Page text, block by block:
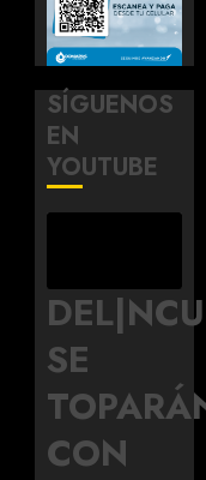
SÍGUENOS
EN
YOUTUBE
SE
CON